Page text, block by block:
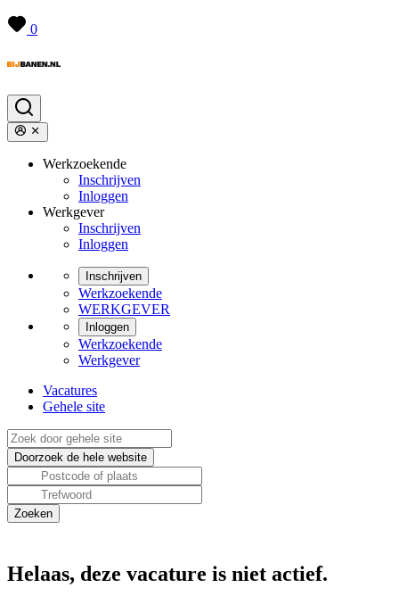
0
Werkzoekende
Inschrijven
Inloggen
Werkgever
Inschrijven
Inloggen
Inschrijven
Werkzoekende
WERKGEVER
Inloggen
Werkzoekende
Werkgever
Vacatures
Gehele site
Helaas, deze vacature is niet actief.